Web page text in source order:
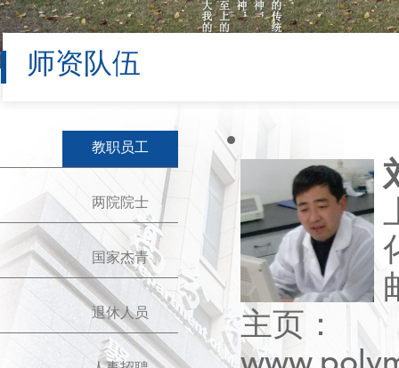
师资队伍
教职员工
两院院士
国家杰青
退休人员
主页：